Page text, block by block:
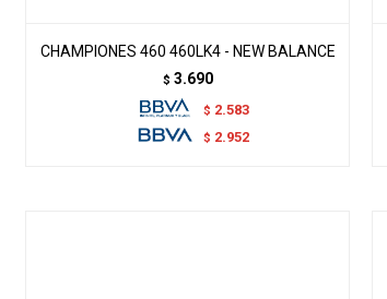
CHAMPIONES 460 460LK4 - NEW BALANCE
$ 3.690
$ 2.583
$ 2.952